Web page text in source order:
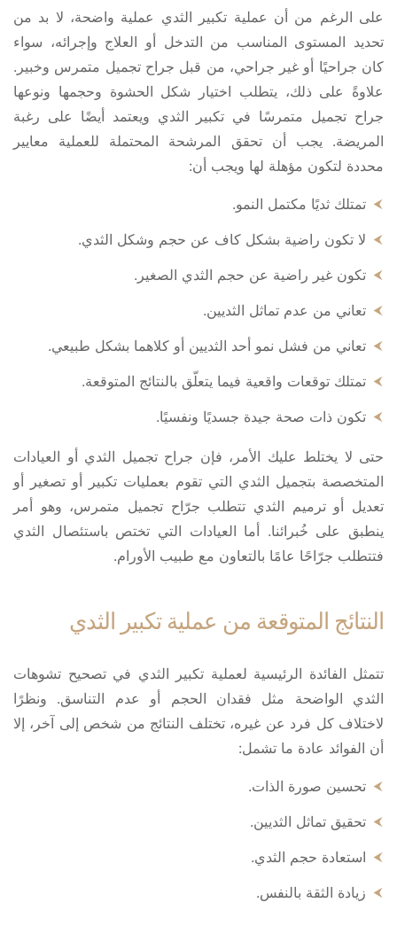
على الرغم من أن عملية تكبير الثدي عملية واضحة، لا بد من
تحديد المستوى المناسب من التدخل أو العلاج وإجرائه، سواء
كان جراحيًا أو غير جراحي، من قبل جراح تجميل متمرس وخبير.
علاوةً على ذلك، يتطلب اختيار شكل الحشوة وحجمها ونوعها
جراح تجميل متمرسًا في تكبير الثدي ويعتمد أيضًا على رغبة
المريضة. يجب أن تحقق المرشحة المحتملة للعملية معايير
محددة لتكون مؤهلة لها ويجب أن:
تمتلك ثديًا مكتمل النمو.
لا تكون راضية بشكل كاف عن حجم وشكل الثدي.
تكون غير راضية عن حجم الثدي الصغير.
تعاني من عدم تماثل الثديين.
تعاني من فشل نمو أحد الثديين أو كلاهما بشكل طبيعي.
تمتلك توقعات واقعية فيما يتعلّق بالنتائج المتوقعة.
تكون ذات صحة جيدة جسديًا ونفسيًا.
حتى لا يختلط عليك الأمر، فإن جراح تجميل الثدي أو العيادات
المتخصصة بتجميل الثدي التي تقوم بعمليات تكبير أو تصغير أو
تعديل أو ترميم الثدي تتطلب جرّاح تجميل متمرس، وهو أمر
ينطبق على خُبرائنا. أما العيادات التي تختص باستئصال الثدي
فتتطلب جرّاحًا عامًا بالتعاون مع طبيب الأورام.
النتائج المتوقعة من عملية تكبير الثدي
تتمثل الفائدة الرئيسية لعملية تكبير الثدي في تصحيح تشوهات
الثدي الواضحة مثل فقدان الحجم أو عدم التناسق. ونظرًا
لاختلاف كل فرد عن غيره، تختلف النتائج من شخص إلى آخر، إلا
أن الفوائد عادة ما تشمل:
تحسين صورة الذات.
تحقيق تماثل الثديين.
استعادة حجم الثدي.
زيادة الثقة بالنفس.